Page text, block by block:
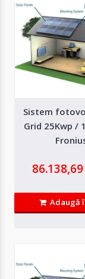
Sistem
captarea și utilizarea ..
Sistem
Grid 25Kwp /
Adaugă